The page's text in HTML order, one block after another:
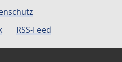
RSS-Feed